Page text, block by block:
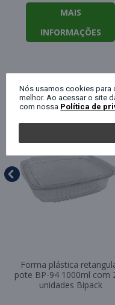
MAIS
INFORMAÇÕES
QUEM
Forma plástica
pote BP-94 1000ml com
unidades Bipack
Nós usamos cookies para
melhor. Ao acessar o site
com nossa Política de